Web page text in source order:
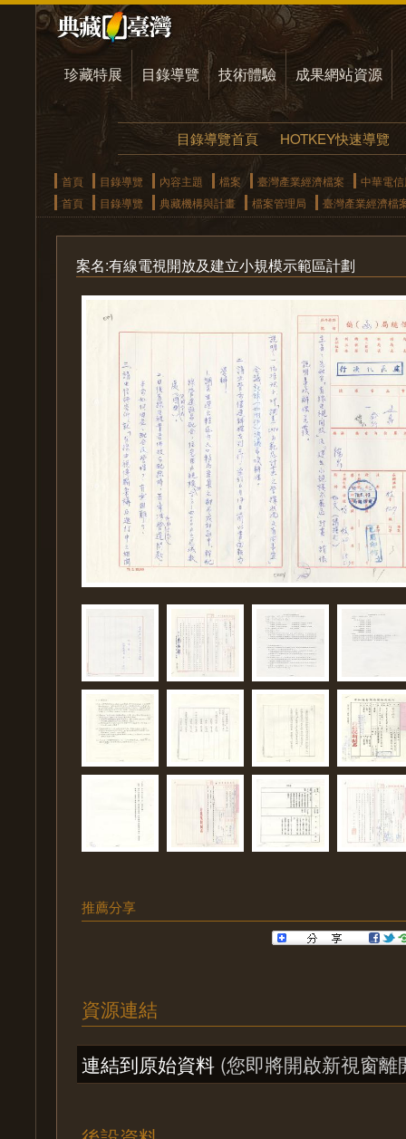
珍藏特展 目錄導覽 技術體驗 成果網站資源
目錄導覽首頁 HOTKEY快速導覽
首頁 目錄導覽 內容主題 檔案 臺灣產業經濟檔案
中華電
首頁
目錄導覽 典藏機構與計畫 檔案管理局 臺灣產業經濟檔
案名:有線電視開放及建立小規模示範區計劃
推薦分享
資源連結
連結到原始資料 (您即將開啟新視窗離